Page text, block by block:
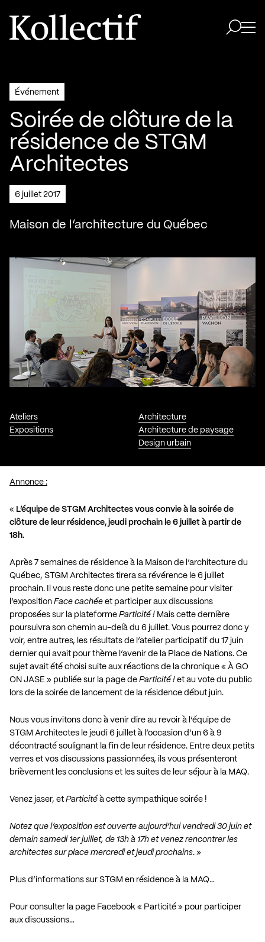
Aller à la page d'accueil
Logo Kollectif
Événement
Soirée de clôture de la
résidence de STGM
Architectes
6 juillet 2017
Maison de l’architecture du Québec
Ateliers
Expositions
Architecture
Architecture de paysage
Design urbain
Annonce :
« L’équipe de STGM Architectes vous convie à la soirée de
clôture de leur résidence, jeudi prochain le 6 juillet à partir de
18h.
Après 7 semaines de résidence à la Maison de l’architecture du
Québec, STGM Architectes tirera sa révérence le 6 juillet
prochain. Il vous reste donc une petite semaine pour visiter
l’exposition Face cachée et participer aux discussions
proposées sur la plateforme Particité ! Mais cette dernière
poursuivra son chemin au-delà du 6 juillet. Vous pourrez donc y
voir, entre autres, les résultats de l’atelier participatif du 17 juin
dernier qui avait pour thème l’avenir de la Place de Nations. Ce
sujet avait été choisi suite aux réactions de la chronique « À GO
ON JASE » publiée sur la page de Particité ! et au vote du public
lors de la soirée de lancement de la résidence début juin.
Nous vous invitons donc à venir dire au revoir à l’équipe de
STGM Architectes le jeudi 6 juillet à l’occasion d’un 6 à 9
décontracté soulignant la fin de leur résidence. Entre deux petits
verres et vos discussions passionnées, ils vous présenteront
brièvement les conclusions et les suites de leur séjour à la MAQ.
Venez jaser, et Particité à cette sympathique soirée !
Notez que l’exposition est ouverte aujourd’hui vendredi 30 juin et
demain samedi 1er juillet, de 13h à 17h et venez rencontrer les
architectes sur place mercredi et jeudi prochains. »
Plus d’informations sur STGM en résidence à la MAQ…
Pour consulter la page Facebook « Particité » pour participer
aux discussions…